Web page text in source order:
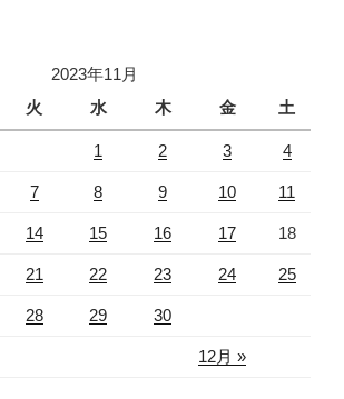
2023年11月
火 水 木 金 土
12月 »
1 2 3 4
7 8 9 10 11
14 15 16 17 18
21 22 23 24 25
28 29 30